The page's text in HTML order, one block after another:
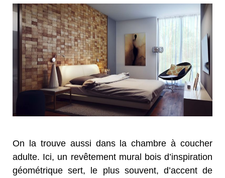
On la trouve aussi dans la chambre à coucher
adulte. Ici, un revêtement mural bois d’inspiration
géométrique sert, le plus souvent, d’accent de